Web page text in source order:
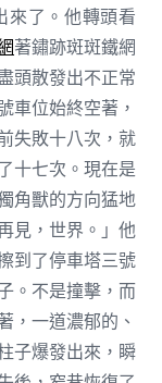
來了。他轉頭看
著鏽跡斑斑鐵網
頭散發出不正常
車位始終空著，
失敗十八次，就
十七次。現在是
角獸的方向猛地
見，世界。」他
到了停車塔三號
。不是撞擊，而
，一道濃郁的、
子爆發出來，瞬